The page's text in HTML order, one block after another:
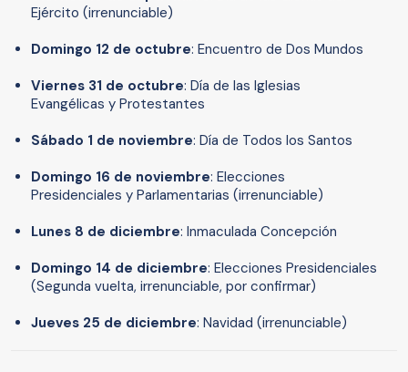
Ejército (irrenunciable)
Domingo 12 de octubre: Encuentro de Dos Mundos
Viernes 31 de octubre: Día de las Iglesias
Evangélicas y Protestantes
Sábado 1 de noviembre: Día de Todos los Santos
Domingo 16 de noviembre: Elecciones
Presidenciales y Parlamentarias (irrenunciable)
Lunes 8 de diciembre: Inmaculada Concepción
Domingo 14 de diciembre: Elecciones Presidenciales
(Segunda vuelta, irrenunciable, por confirmar)
Jueves 25 de diciembre: Navidad (irrenunciable)